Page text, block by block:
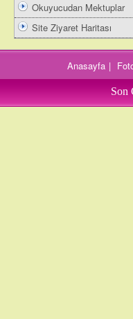
Okuyucudan Mektuplar
Site Ziyaret Haritası
Anasayfa |
Son